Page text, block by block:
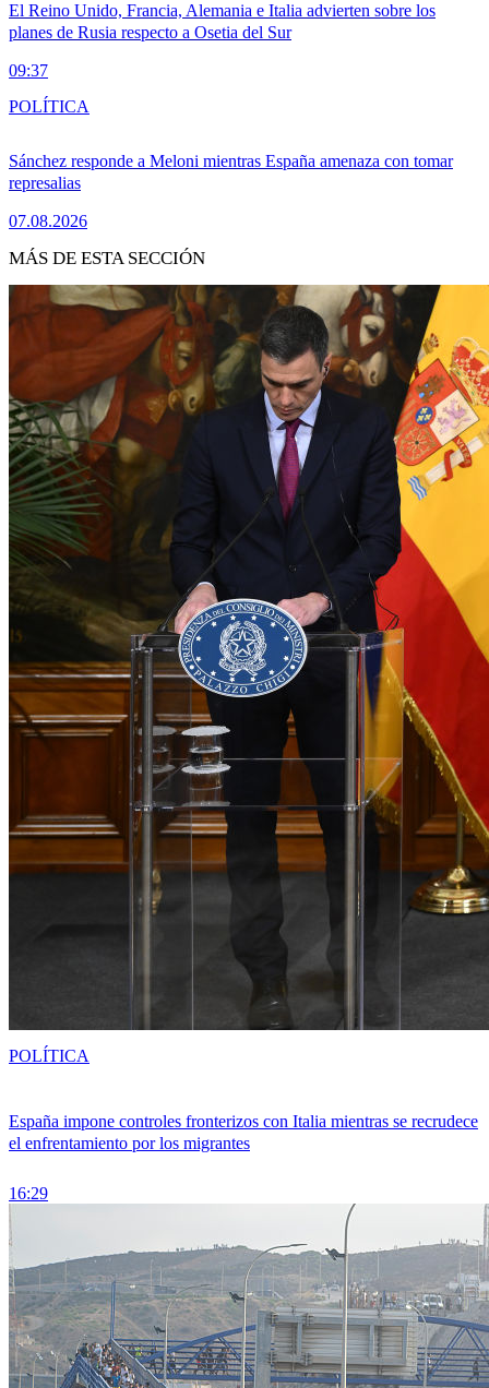
El Reino Unido, Francia, Alemania e Italia advierten sobre los
planes de Rusia respecto a Osetia del Sur
09:37
Sánchez responde a Meloni mientras España amenaza con tomar
represalias
07.08.2026
POLÍTICA
MÁS DE ESTA SECCIÓN
España impone controles fronterizos con Italia mientras se recrudece
el enfrentamiento por los migrantes
16:29
POLÍTICA